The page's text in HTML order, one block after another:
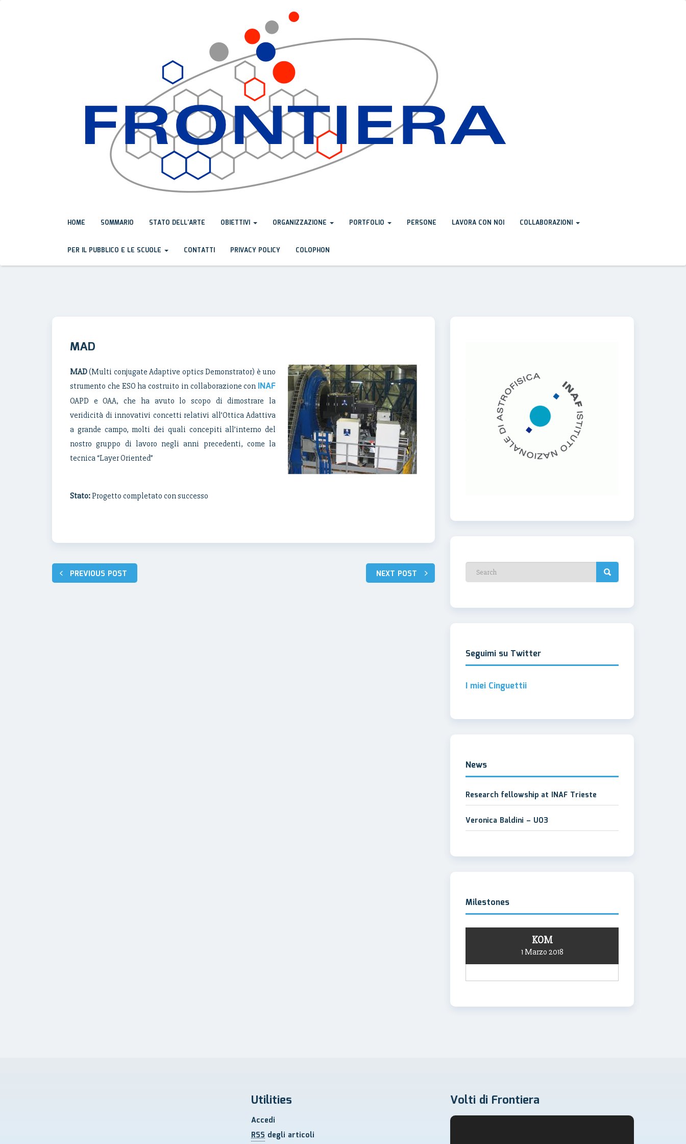
HOME SOMMARIO STATO DELL’ARTE OBIETTIVI ORGANIZZAZIONE PORTFOLIO PERSONE LAVORA CON NOI COLLABORAZIONI
PER IL PUBBLICO E LE SCUOLE CONTATTI PRIVACY POLICY COLOPHON
MAD
MAD(Multi conjugate Adaptive optics Demonstrator) è uno
strumento che ESO ha costruito in collaborazione con INAF
OAPD e OAA, che ha avuto lo scopo di dimostrare la
veridicità di innovativi concetti relativi all’Ottica Adattiva
a grande campo, molti dei quali concepiti all’interno del
nostro gruppo di lavoro negli anni precedenti, come la
tecnica “Layer Oriented”
Stato: Progetto completato con successo
Navigazione
articoli
PREVIOUS POST NEXT POST
Seguimi su Twitter
I miei Cinguettii
News
Research fellowship at INAF Trieste
Veronica Baldini – UO3
Milestones
KOM
1 Marzo 2018
Utilities
Accedi
RSS degli articoli
Volti di Frontiera